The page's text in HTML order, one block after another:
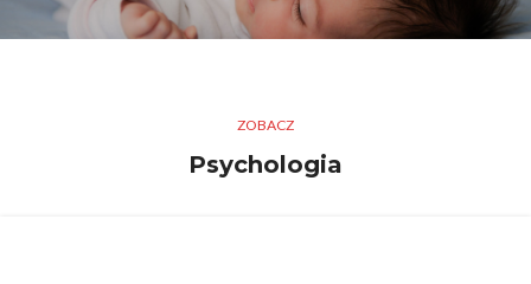
ZOBACZ
Psychologia